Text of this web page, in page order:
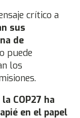
crítico a
sus
de
puede
los
COP27 ha
en el papel